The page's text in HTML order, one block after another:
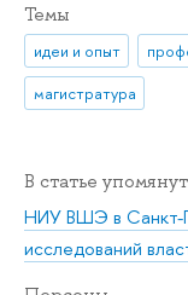
Темы
идеи и опыт
магистратура
В статье
НИУ ВШЭ в Санкт-
исследований